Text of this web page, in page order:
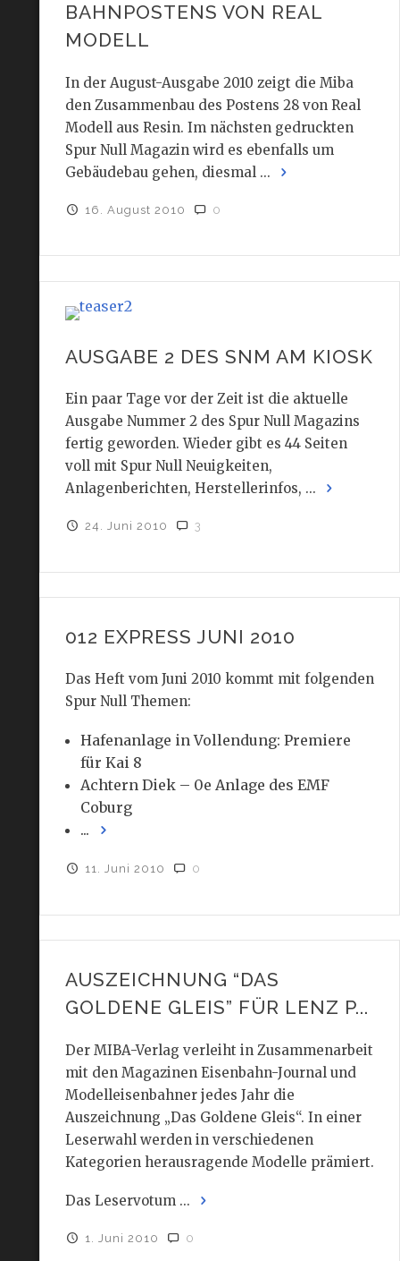
BAHNPOSTENS VON REAL
MODELL
In der August-Ausgabe 2010 zeigt die Miba
den Zusammenbau des Postens 28 von Real
Modell aus Resin. Im nächsten gedruckten
Spur Null Magazin wird es ebenfalls um
Gebäudebau gehen, diesmal ...
16. August 2010 0
AUSGABE 2 DES SNM AM KIOSK
Ein paar Tage vor der Zeit ist die aktuelle
Ausgabe Nummer 2 des Spur Null Magazins
fertig geworden. Wieder gibt es 44 Seiten
voll mit Spur Null Neuigkeiten,
Anlagenberichten, Herstellerinfos, ...
24. Juni 2010 3
012 EXPRESS JUNI 2010
Das Heft vom Juni 2010 kommt mit folgenden
Spur Null Themen:
Hafenanlage in Vollendung: Premiere
für Kai 8
Achtern Diek – 0e Anlage des EMF
Coburg
...
11. Juni 2010 0
AUSZEICHNUNG “DAS
GOLDENE GLEIS” FÜR LENZ P...
Der MIBA-Verlag verleiht in Zusammenarbeit
mit den Magazinen Eisenbahn-Journal und
Modelleisenbahner jedes Jahr die
Auszeichnung „Das Goldene Gleis“. In einer
Leserwahl werden in verschiedenen
Kategorien herausragende Modelle prämiert.
Das Leservotum ...
1. Juni 2010 0